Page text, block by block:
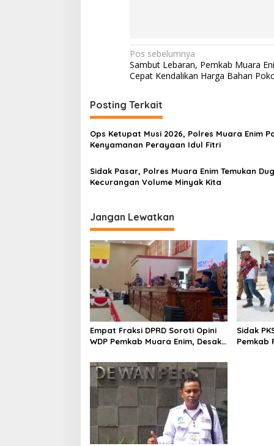
N
a
i
g
a
i
o
s
Pos sebelumnya
Sambut Lebaran, Pemkab Muara
Cepat Kendalikan Harga Bahan
Posting Terkait
Ops Ketupat Musi 2026, Polres Muara Enim
Kenyamanan Perayaan Idul Fitri
Sidak Pasar, Polres Muara Enim Temukan
Kecurangan Volume Minyak Kita
Jangan Lewatkan
Empat Fraksi DPRD Soroti Opini
WDP Pemkab Muara Enim, Desak
Sidak
Pemkab